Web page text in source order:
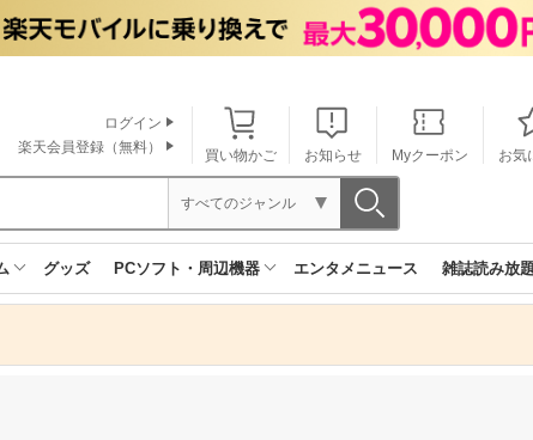
買い物かご お知らせ Myクーポン お気
ログイン
楽天会員登録（無料）
すべてのジャンル
グッズ PCソフト・周辺機器 エンタメニュース 雑誌読み放題